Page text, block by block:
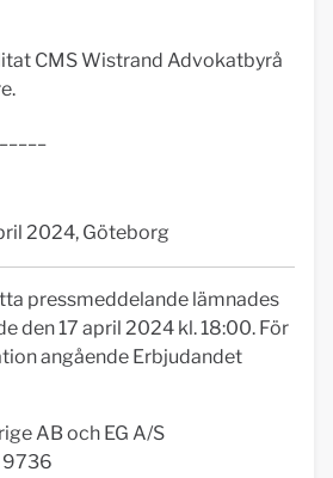
CMS Wistrand Advokatbyrå
2024, Göteborg
pressmeddelande lämnades
den 17 april 2024 kl. 18:00. För
angående Erbjudandet
AB och EG A/S
9736